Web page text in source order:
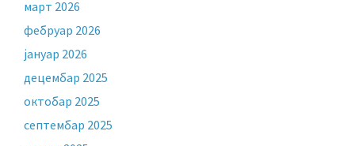
март 2026
фебруар 2026
јануар 2026
децембар 2025
октобар 2025
септембар 2025